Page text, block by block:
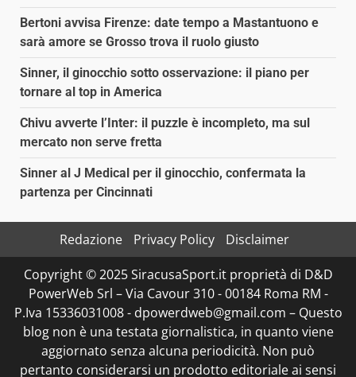
Bertoni avvisa Firenze: date tempo a Mastantuono e
sarà amore se Grosso trova il ruolo giusto
Sinner, il ginocchio sotto osservazione: il piano per
tornare al top in America
Chivu avverte l’Inter: il puzzle è incompleto, ma sul
mercato non serve fretta
Sinner al J Medical per il ginocchio, confermata la
partenza per Cincinnati
Redazione Privacy Policy
Disclaimer
Copyright © 2025 SiracusaSport.it proprietà di D&D
PowerWeb Srl – Via Cavour 310 - 00184 Roma RM -
P.Iva 15336031008 - dpowerdweb@gmail.com – Questo
blog non è una testata giornalistica, in quanto viene
aggiornato senza alcuna periodicità. Non può
pertanto considerarsi un prodotto editoriale ai sensi